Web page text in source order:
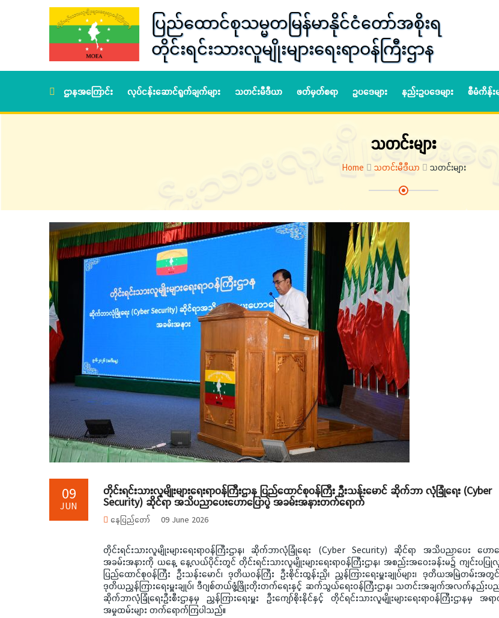
ပြည်ထောင်စုသမ္မတမြန်မာနိုင်ငံတော်အစိုးရ
တိုင်းရင်းသားလူမျိုးများရေးရာဝန်ကြီးဌာန
ဌာနအကြောင်း လုပ်ငန်းဆောင်ရွက်ချက်များ သတင်းမီဒီယာ ဖတ်မှတ်စရာ ဥပဒေများ နည်းဥပဒေများ စီမံကိန်းမ
သတင်းများ
Home သတင်းမီဒီယာ သတင်းများ
09
JUN
တိုင်းရင်းသားလူမျိုးများရေးရာဝန်ကြီးဌာန ပြည်ထောင်စုဝန်ကြီး ဦးသန်းမောင် ဆိုက်ဘာ လုံခြုံရေး (Cyber
Security) ဆိုင်ရာ အသိပညာပေးဟောပြောပွဲ အခမ်းအနားတက်ရောက်
နေပြည်တော် 09 June 2026
တိုင်းရင်းသားလူမျိုးများရေးရာဝန်ကြီးဌာန၊ ဆိုက်ဘာလုံခြုံရေး (Cyber Security) ဆိုင်ရာ အသိပညာပေး ဟောပ
အခမ်းအနားကို ယနေ့ နေ့လယ်ပိုင်းတွင် တိုင်းရင်းသားလူမျိုးများရေးရာဝန်ကြီးဌာန၊ အစည်းအဝေးခန်းမ၌ ကျင်းပပြု
ပြည်ထောင်စုဝန်ကြီး ဦးသန်းမောင်၊ ဒုတိယဝန်ကြီး ဦးစိုင်းထွန်းညို၊ ညွှန်ကြားရေးမှူးချုပ်များ၊ ဒုတိယအမြဲတမ်းအတွင်
ဒုတိယညွှန်ကြားရေးမှူးချုပ်၊ ဒီဂျစ်တယ်ဖွံ့ဖြိုးတိုးတက်ရေးနှင့် ဆက်သွယ်ရေးဝန်ကြီးဌာန၊ သတင်းအချက်အလက်နည်းပ
ဆိုက်ဘာလုံခြုံရေးဦးစီးဌာနမှ ညွှန်ကြားရေးမှူး ဦးကျော်စိုးနိုင်နှင့် တိုင်ရင်းသားလူမျိုုးများရေးရာဝန်ကြီးဌာနမှ အရာ
အမှုထမ်းများ တက်ရောက်ကြပါသည်။